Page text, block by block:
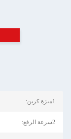
1ميزة كرين:
2سرعة الرفع: